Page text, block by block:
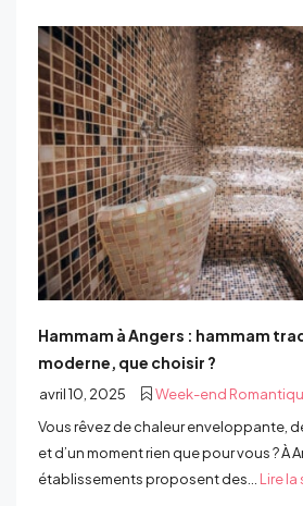
Hammam à Angers : hammam
moderne, que choisir ?
avril 10, 2025
Week-end
Vous rêvez de chaleur enveloppante,
et d’un moment rien que pour vous ? À
établissements proposent des... Lire la